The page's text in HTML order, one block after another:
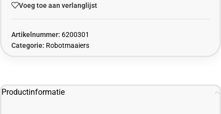
Voeg toe aan verlanglijst
Artikelnummer: 6200301
Categorie: Robotmaaiers
Productinformatie